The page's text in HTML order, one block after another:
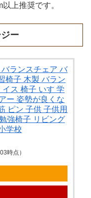
上推奨です。
ー
バランスチェア バ
椅子 木製 バラン
ス 椅子 いす 学
ー 姿勢が良くな
ピン 子供 子供用
強椅子 リビング
学校
時点）